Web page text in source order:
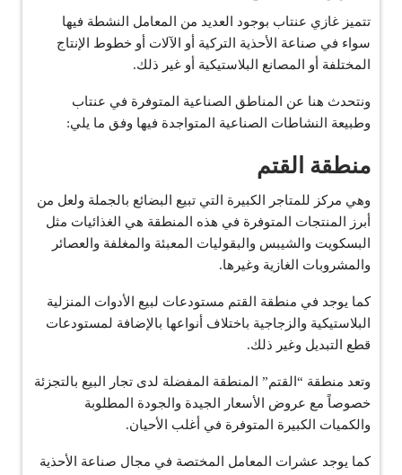
تتميز غازي عنتاب بوجود العديد من المعامل النشطة فيها
سواء في صناعة الأحذية التركية أو الآلات أو خطوط الإنتاج
المختلفة أو المصانع البلاستيكية أو غير ذلك.
ونتحدث هنا عن المناطق الصناعية المتوفرة في عنتاب
وطبيعة النشاطات الصناعية المتواجدة فيها وفق ما يلي:
منطقة القتم
وهي مركز للمتاجر الكبيرة التي تبيع البضائع بالجملة ولعل من
أبرز المنتجات المتوفرة في هذه المنطقة هي الغذائيات مثل
البسكويت والشيبس والبقوليات المعبئة والمغلفة والعصائر
والمشروبات الغازية وغيرها.
كما يوجد في منطقة القتم مستودعات لبيع الأدوات المنزلية
البلاستيكية والزجاجية باختلاف أنواعها بالإضافة لمستودعات
قطع التبديل وغير ذلك.
وتعد منطقة “القتم” المنطقة المفضلة لدى تجار البيع بالتجزئة
خصوصاً مع عروض الأسعار الجيدة والجودة المطلوبة
والكميات الكبيرة المتوفرة في أغلب الأحيان.
كما يوجد عشرات المعامل المختصة في مجال صناعة الأحذية